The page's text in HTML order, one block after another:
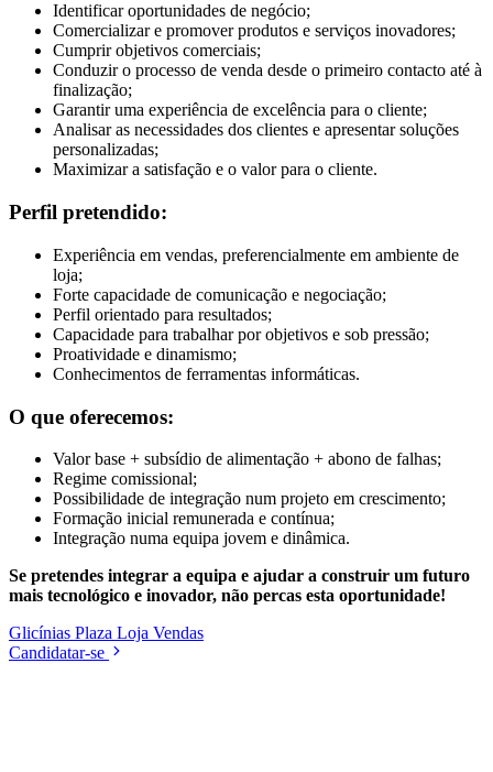
Identificar oportunidades de negócio;
Comercializar e promover produtos e serviços inovadores;
Cumprir objetivos comerciais;
Conduzir o processo de venda desde o primeiro contacto até à
finalização;
Garantir uma experiência de excelência para o cliente;
Analisar as necessidades dos clientes e apresentar soluções
personalizadas;
Maximizar a satisfação e o valor para o cliente.
Perfil pretendido:
Experiência em vendas, preferencialmente em ambiente de
loja;
Forte capacidade de comunicação e negociação;
Perfil orientado para resultados;
Capacidade para trabalhar por objetivos e sob pressão;
Proatividade e dinamismo;
Conhecimentos de ferramentas informáticas.
O que oferecemos:
Valor base + subsídio de alimentação + abono de falhas;
Regime comissional;
Possibilidade de integração num projeto em crescimento;
Formação inicial remunerada e contínua;
Integração numa equipa jovem e dinâmica.
Se pretendes integrar a equipa e ajudar a construir um futuro
mais tecnológico e inovador, não percas esta oportunidade!
Glicínias Plaza Loja Vendas
Candidatar-se